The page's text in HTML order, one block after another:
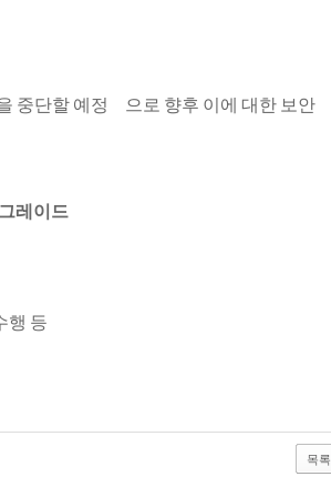
중단할 예정 으로 향후 이에 대한 보안
레이드
수행 등
목록